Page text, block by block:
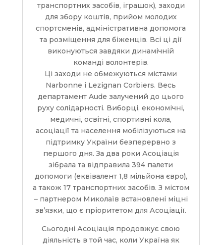
транспортних засобів, іграшок), заходи
для збору коштів, прийом молодих
спортсменів, адміністративна допомога
та розміщення для біженців. Всі ці дії
виконуються завдяки динамічній
команді волонтерів.
Ці заходи не обмежуються містами
Narbonne і Lezignan Corbiers. Весь
департамент Aude залучений до цього
руху солідарності. Виборці, економічні,
медичні, освітні, спортивні кола,
асоціації та населення мобілізуються на
підтримку України безперервно з
першого дня. За два роки Асоціація
зібрала та відправила 394 палети
допомоги (еквівалент 1,8 мільйона євро),
а також 17 транспортних засобів. З містом
– партнером Миколаїв встановлені міцні
зв’язки, що є пріоритетом для Асоціації.
Сьогодні Асоціація продовжує свою
діяльність в той час, коли Україна як